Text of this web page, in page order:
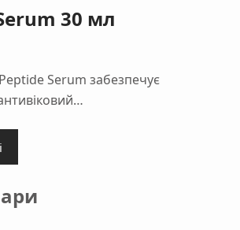
30 мл
Serum забезпечує